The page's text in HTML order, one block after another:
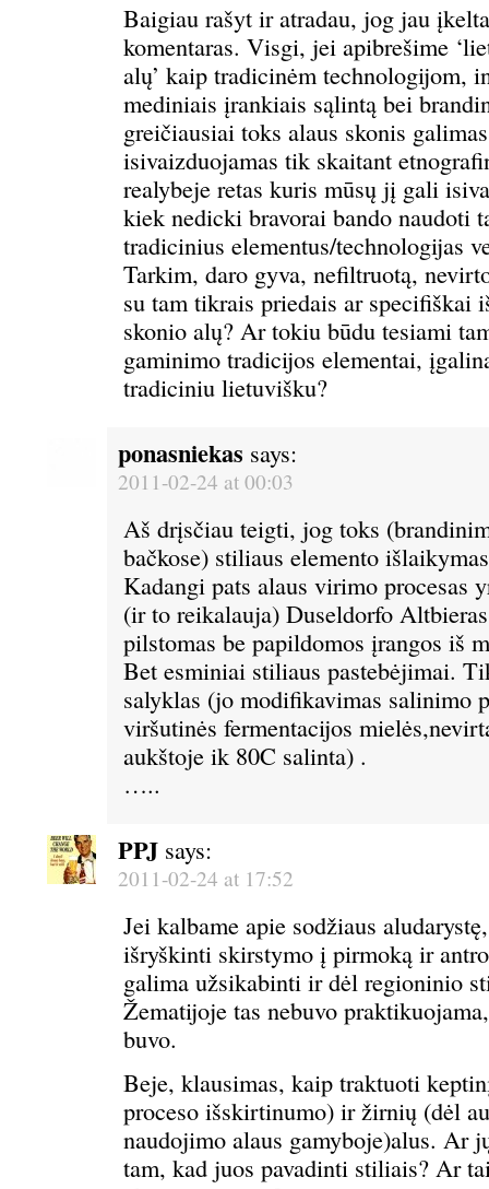
Baigiau rašyt ir atradau, jog jau
komentaras. Visgi, jei apibrešime
alų’ kaip tradicinėm technologijom,
mediniais įrankiais sąlintą bei
greičiausiai toks alaus skonis
isivaizduojamas tik skaitant
realybeje retas kuris mūsų jį gali
kiek nedicki bravorai bando naudoti
tradicinius elementus/technologijas
Tarkim, daro gyva, nefiltruotą,
su tam tikrais priedais ar specifiškai
skonio alų? Ar tokiu būdu tesiami
gaminimo tradicijos elementai,
tradiciniu lietuvišku?
ponasniekas says:
2011-02-24 at 00:03
Aš drįsčiau teigti, jog toks
bačkose) stiliaus elemento
Kadangi pats alaus virimo procesas
(ir to reikalauja) Duseldorfo
pilstomas be papildomos įrangos iš
Bet esminiai stiliaus pastebėjimai.
salyklas (jo modifikavimas salinimo
viršutinės fermentacijos
aukštoje ik 80C salinta) .
…..
PPJ says:
2011-02-24 at 17:52
Jei kalbame apie sodžiaus
išryškinti skirstymo į pirmoką ir
galima užsikabinti ir dėl regioninio
Žematijoje tas nebuvo
buvo.
Beje, klausimas, kaip traktuoti
proceso išskirtinumo) ir žirnių (dėl
naudojimo alaus gamyboje)alus. Ar
tam, kad juos pavadinti stiliais? Ar